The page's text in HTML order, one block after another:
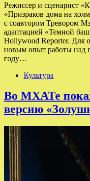
Режиссер и сценарист
«Призраков дома на
с соавтором Тревором
адаптацией «Темной
Hollywood Reporter. Для
новым опыт работы над
году…
Культура
Во МХАТе
версию